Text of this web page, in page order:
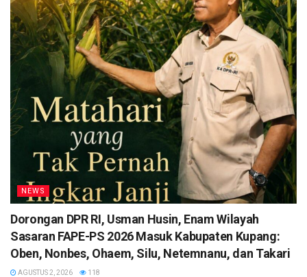
NEWS
Dorongan DPR RI, Usman Husin, Enam Wilayah
Sasaran FAPE-PS 2026 Masuk Kabupaten Kupang:
Oben, Nonbes, Ohaem, Silu, Netemnanu, dan Takari
AGUSTUS 2, 2026 118